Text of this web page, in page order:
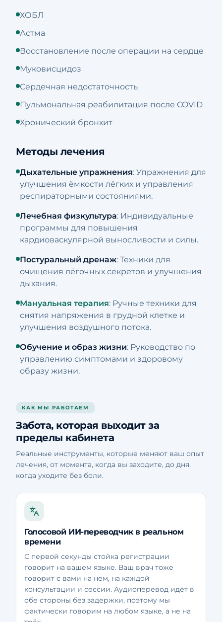
ХОБЛ
Астма
Восстановление после операции на сердце
Муковисцидоз
Сердечная недостаточность
Пульмональная реабилитация после COVID
Хронический бронхит
Методы лечения
Дыхательные упражнения: Упражнения для
улучшения ёмкости лёгких и управления
респираторными состояниями.
Лечебная физкультура: Индивидуальные
программы для повышения
кардиоваскулярной выносливости и силы.
Постуральный дренаж: Техники для
очищения лёгочных секретов и улучшения
дыхания.
Мануальная терапия: Ручные техники для
снятия напряжения в грудной клетке и
улучшения воздушного потока.
Обучение и образ жизни: Руководство по
управлению симптомами и здоровому
образу жизни.
КАК МЫ РАБОТАЕМ
Забота, которая выходит за
пределы кабинета
Реальные инструменты, которые меняют ваш опыт
лечения, от момента, когда вы заходите, до дня,
когда уходите без боли.
Голосовой ИИ-переводчик в реальном
времени
С первой секунды стойка регистрации
говорит на вашем языке. Ваш врач тоже
говорит с вами на нём, на каждой
консультации и сессии. Аудиоперевод идёт в
обе стороны без задержки, поэтому мы
фактически говорим на любом языке, а не на